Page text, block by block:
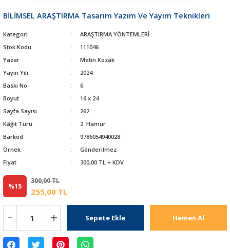
BİLİMSEL ARAŞTIRMA Tasarım Yazım Ve Yayım Teknikleri
Kategori
ARAŞTIRMA YÖNTEMLERİ
Stok Kodu
111046
Yazar
Metin Kozak
Yayın Yılı
2024
Baskı No
6
Boyut
16 x 24
Sayfa Sayısı
262
Kâğıt Türü
2. Hamur
Barkod
9786054940028
Örnek
Gönderilmez
Fiyat
300,00 TL + KDV
%15
300,00 TL
255,00 TL
Sepete Ekle Hemen Al